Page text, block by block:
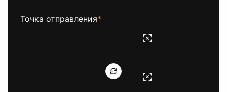
Точка отправления*